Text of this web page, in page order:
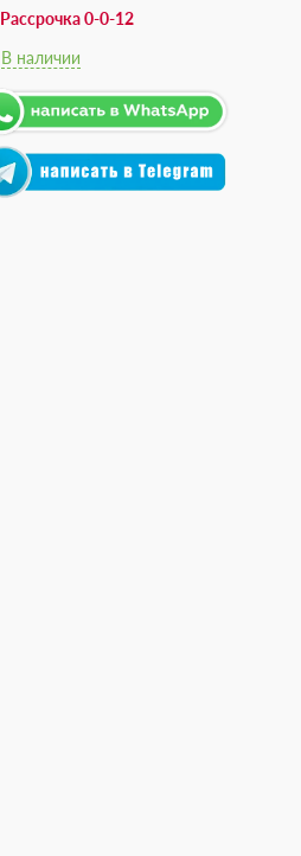
Рассрочка 0-0-12
В наличии